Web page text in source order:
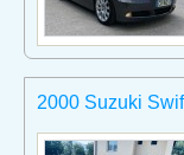
2000 Suzuki